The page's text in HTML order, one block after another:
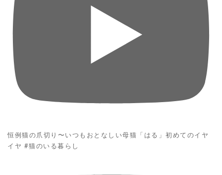
恒例猫の爪切り〜いつもおとなしい母猫「はる」初めてのイヤ
イヤ #猫のいる暮らし